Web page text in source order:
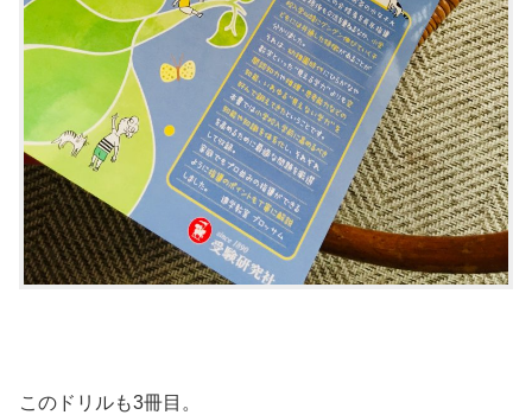
このドリルも3冊目。